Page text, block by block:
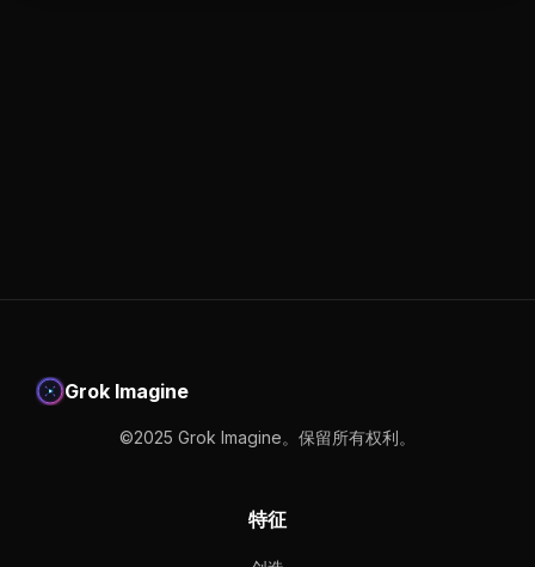
Grok Imagine
©2025 Grok Imagine。保留所有权利。
特征